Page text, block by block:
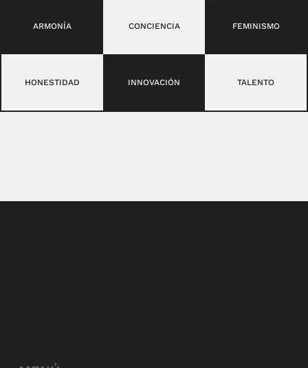
ARMONÍA CONCIENCIA FEMINISMO
HONESTIDAD INNOVACIÓN TALENTO